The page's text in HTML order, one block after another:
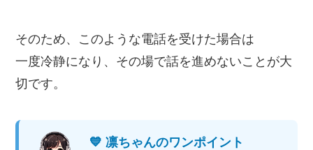
そのため、このような電話を受けた場合は
一度冷静になり、その場で話を進めないことが大
切です。
💙 凛ちゃんのワンポイント